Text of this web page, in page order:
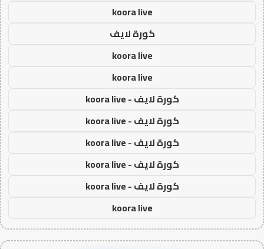
koora live
كورة لايف
koora live
koora live
كورة لايف - koora live
كورة لايف - koora live
كورة لايف - koora live
كورة لايف - koora live
كورة لايف - koora live
koora live